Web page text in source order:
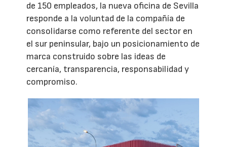
de 150 empleados, la nueva oficina de Sevilla
responde a la voluntad de la compañía de
consolidarse como referente del sector en
el sur peninsular, bajo un posicionamiento de
marca construido sobre las ideas de
cercanía, transparencia, responsabilidad y
compromiso.